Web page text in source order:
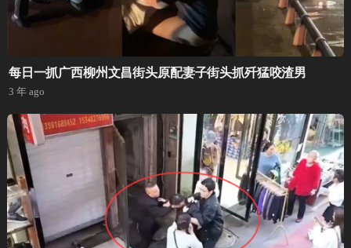
每日一抓广西柳州文昌街头原配妻子街头抓歼猛咬渣男
3 年 ago